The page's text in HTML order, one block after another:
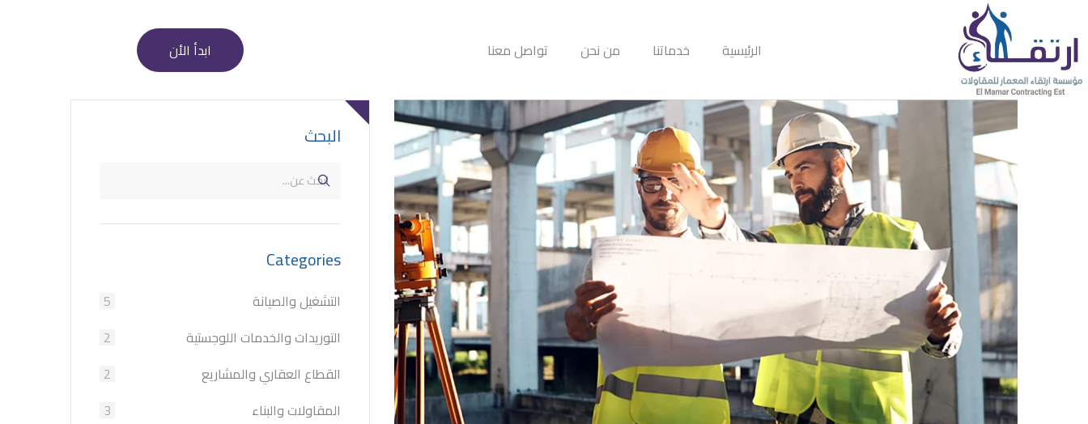
الرئيسية خدماتنا من نحن تواصل معنا ابدأ الأن
البحث
Categories
التشغيل والصيانة
5
التوريدات والخدمات اللوجستية
2
القطاع العقاري والمشاريع
2
المقاولات والبناء
3